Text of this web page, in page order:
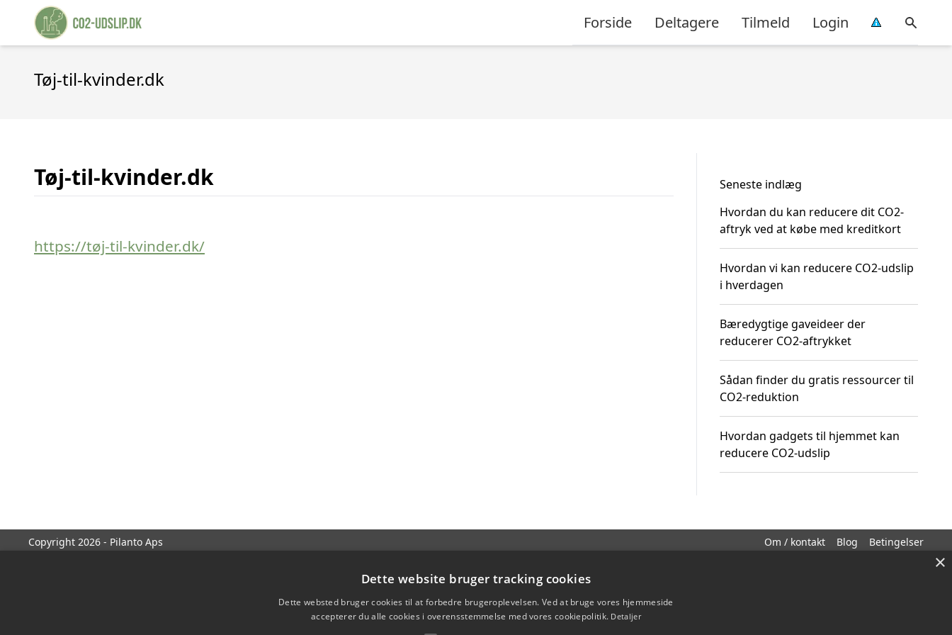
Forside Deltagere Tilmeld Login
Tøj-til-kvinder.dk
Tøj-til-kvinder.dk
https://tøj-til-kvinder.dk/
Seneste indlæg
Hvordan du kan reducere dit CO2-
aftryk ved at købe med kreditkort
Hvordan vi kan reducere CO2-udslip
i hverdagen
Bæredygtige gaveideer der
reducerer CO2-aftrykket
Sådan finder du gratis ressourcer til
CO2-reduktion
Hvordan gadgets til hjemmet kan
reducere CO2-udslip
Copyright 2026 - Pilanto Aps Om / kontakt Blog Betingelser
×
Dette website bruger tracking cookies
Dette websted bruger cookies til at forbedre brugeroplevelsen. Ved at bruge vores hjemmeside
accepterer du alle cookies i overensstemmelse med vores cookiepolitik. Detaljer